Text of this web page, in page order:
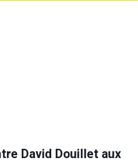
David Douillet aux